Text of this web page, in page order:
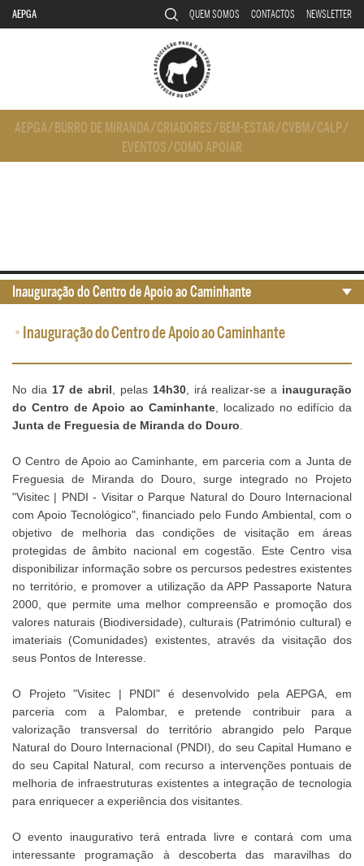
AEPGA QUEM SOMOS CONTACTOS NEWSLETTER
AEPGA/ BURRO DE MIRANDA/CRIADORES/ BEM-ESTAR/CVBM/CALP/
EVENTOS/COMO APOIAR
• Inauguração do Centro de Apoio ao Caminhante
No dia 17 de abril , pelas 14h30, irá realizar-se a inauguração
do Centro de Apoio ao Caminhante , localizado no edifício da
Junta de Freguesia de Miranda do Douro
O Centro de Apoio ao Caminhante, em parceria com a Junta de
Freguesia de Miranda do Douro, surge integrado no Projeto
"Visitec | PNDI - Visitar o Parque Natural do Douro Internacional
com Apoio Tecnológico", financiado pelo Fundo Ambiental, com o
objetivo de melhoria das condições de visitação em áreas
protegidas de âmbito nacional em cogestão. Este Centro visa
disponibilizar informação sobre os percursos pedestres existentes
no território, e promover a utilização da APP Passaporte Natura
2000, que permite uma melhor compreensão e promoção dos
valores naturais (Biodiversidade), culturais (Património cultural) e
imateriais (Comunidades) existentes, através da visitação dos
seus Pontos de Interesse.
O Projeto "Visitec | PNDI" é desenvolvido pela AEPGA, em
parceria com a Palombar, e pretende contribuir para a
valorização transversal do território abrangido pelo Parque
Natural do Douro Internacional (PNDI), do seu Capital Humano e
do seu Capital Natural, com recurso a intervenções pontuais de
melhoria de infraestruturas existentes a integração de tecnologia
para enriquecer a experiência dos visitantes.
O evento inaugurativo terá entrada livre e contará com uma
interessante programação à descoberta das maravilhas do
Inauguração do Centro de Apoio ao Caminhante